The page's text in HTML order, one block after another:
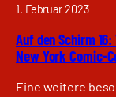
1. Februar 2023
Auf den Schirm
New York Comic-
Eine weitere